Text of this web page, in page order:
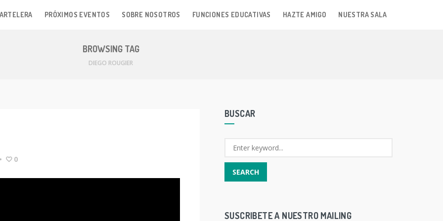
PRÓXIMOS EVENTOS SOBRE NOSOTROS FUNCIONES EDUCATIVAS HAZTE AMIGO NUESTRA SALA
BROWSING TAG
DIEGO ROUGIER
• 0
BUSCAR
SUSCRIBETE A NUESTRO MAILING